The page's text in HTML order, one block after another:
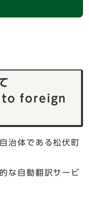
to foreign
治体である松伏町
な自動翻訳サービ